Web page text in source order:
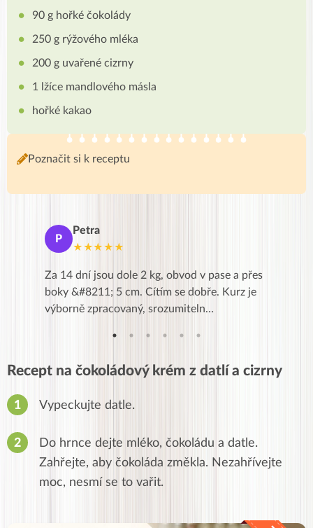
90 g hořké čokolády
250 g rýžového mléka
200 g uvařené cizrny
1 lžíce mandlového másla
hořké kakao
Poznačit si k receptu
P
Petra
★★★★★
Za 14 dní jsou dole 2 kg, obvod v pase a přes
boky &#8211; 5 cm. Cítím se dobře. Kurz je
výborně zpracovaný, srozumiteln…
Recept na čokoládový krém z datlí a cizrny
Vypeckujte datle.
Do hrnce dejte mléko, čokoládu a datle.
Zahřejte, aby čokoláda změkla. Nezahřívejte
moc, nesmí se to vařit.